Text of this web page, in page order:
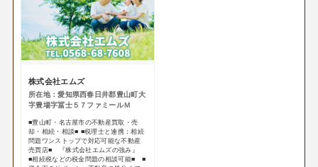
株式会社エムズ
所在地：愛知県西春日井郡豊山町大
字豊場字冨士５７ファミールＭ
■豊山町・名古屋市の不動産買取・売
却・相続・相談■ ■税理士と連携：相続
問題ワンストップで対応可能な不動産
売買店■ 『株式会社エムズの強み』
■相続税などの税金問題の相談可能■ ■